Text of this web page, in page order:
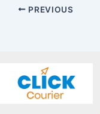
PREVIOUS